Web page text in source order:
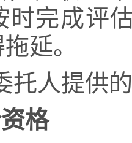
时完成评
延。
托人提供
格